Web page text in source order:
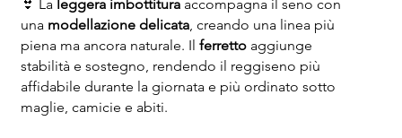
👙 La leggera imbottituraaccompagna il seno con
una modellazione delicata, creando una linea più
piena ma ancora naturale. Il ferrettoaggiunge
stabilità e sostegno, rendendo il reggiseno più
affidabile durante la giornata e più ordinato sotto
maglie, camicie e abiti.